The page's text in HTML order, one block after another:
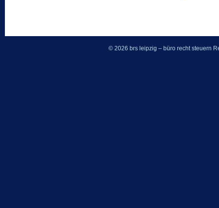
© 2026 brs leipzig – büro recht steuern